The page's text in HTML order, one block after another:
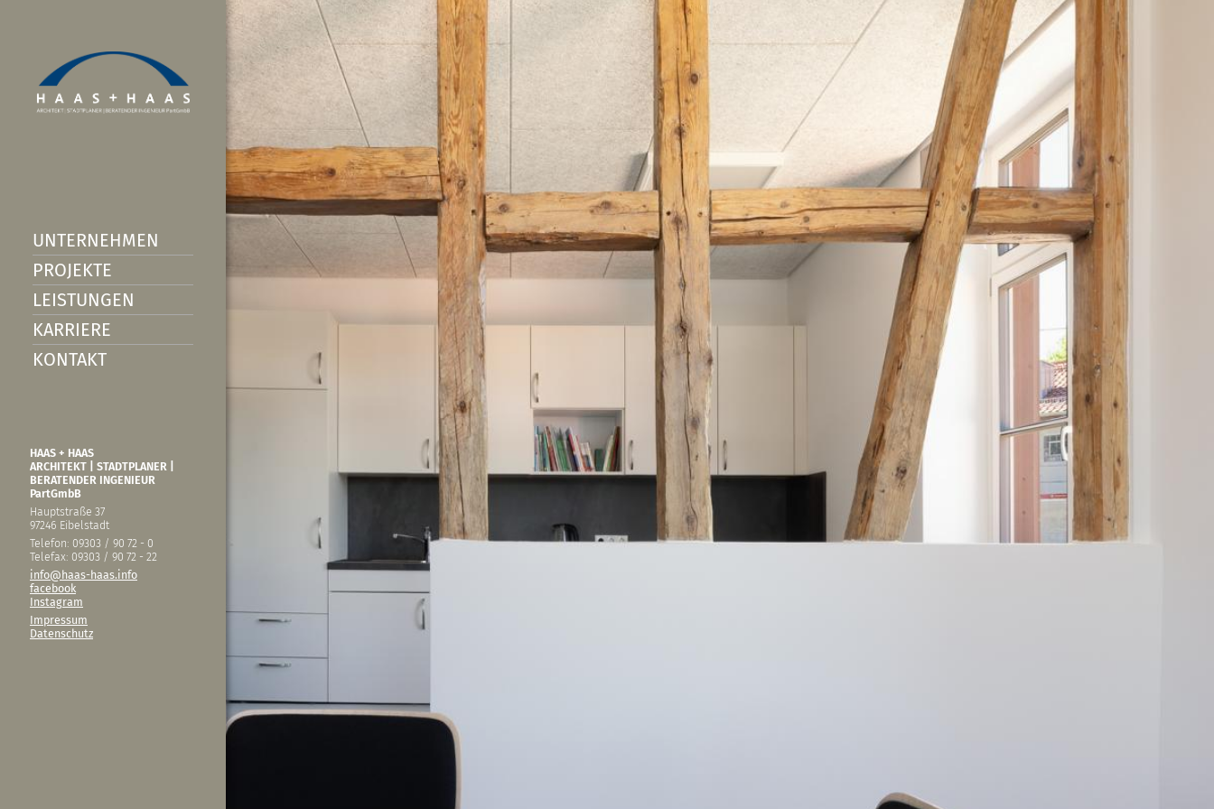
UNTERNEHMEN
PROJEKTE
LEISTUNGEN
KARRIERE
KONTAKT
HAAS + HAAS
ARCHITEKT | STADTPLANER |
BERATENDER INGENIEUR
PartGmbB
Hauptstraße 37
97246 Eibelstadt
Telefon: 09303 / 90 72 - 0
Telefax: 09303 / 90 72 - 22
info@haas-haas.info
facebook
Instagram
Impressum
Datenschutz